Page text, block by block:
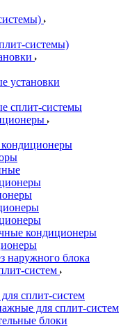
системы)
установки
сплит-системы
кондиционеры
наружного блока
систем
сплит-систем
для сплит-систем
блоки